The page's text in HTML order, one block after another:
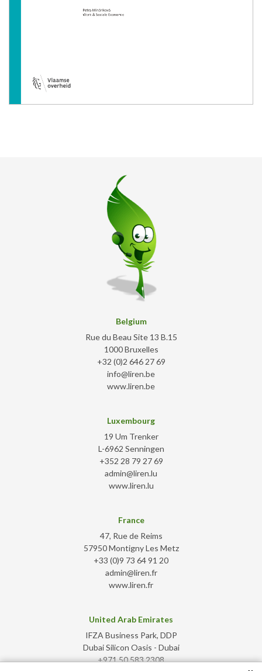
Belgium
Rue du Beau Site 13 B.15
1000 Bruxelles
+32 (0)2 646 27 69
info@liren.be
www.liren.be
Luxembourg
19 Um Trenker
L-6962 Senningen
+352 28 79 27 69
admin@liren.lu
www.liren.lu
France
47, Rue de Reims
57950 Montigny Les Metz
+33 (0)9 73 64 91 20
admin@liren.fr
www.liren.fr
United Arab Emirates
IFZA Business Park, DDP
Dubai Silicon Oasis - Dubai
+971 50 583 2308